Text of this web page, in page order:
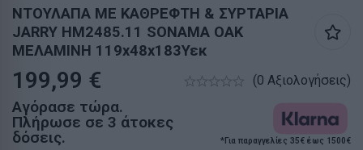
ΝΤΟΥΛΑΠΑ ΜΕ ΚΑΘΡΕΦΤΗ & ΣΥΡΤΑΡΙΑ
JARRY HM2485.11 SONAMA OAK
ΜΕΛΑΜΙΝΗ 119x48x183Υεκ
199,99 € (0 Αξιολογήσεις)
Αγόρασε τώρα.
Πλήρωσε σε 3 άτοκες
δόσεις.
*Για παραγγελίες 35€ έως 1500€